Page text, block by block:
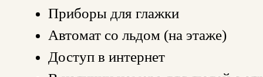
Приборы для глажки
Автомат со льдом (на этаже)
Доступ в интернет